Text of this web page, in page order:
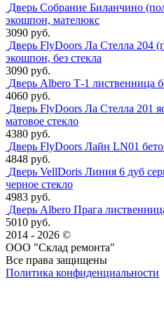
Дверь Собрание Биланчино
экошпон, мателюкс
3090 руб.
Дверь FlyDoors Ла Стелла 204
экошпон, без стекла
3090 руб.
Дверь Albero Т-1 лиственница
4060 руб.
Дверь FlyDoors Ла Стелла 201
матовое стекло
4380 руб.
Дверь FlyDoors Лайн LN01
4848 руб.
Дверь VellDoris Линия 6 дуб
черное стекло
4983 руб.
Дверь Albero Прага
5010 руб.
2014 - 2026 ©
ООО "Склад ремонта"
Все права защищены
Политика конфиденциальности